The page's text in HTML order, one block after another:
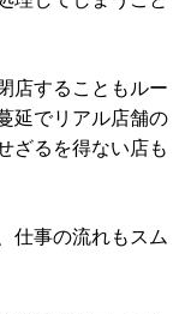
店することもルー
延でリアル店舗の
ざるを得ない店も
仕事の流れもスム